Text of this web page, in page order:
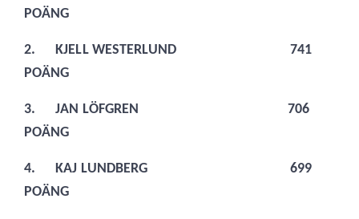
POÄNG
2.
KJELL WESTERLUND 741
POÄNG
3.
JAN LÖFGREN 706
POÄNG
4.
KAJ LUNDBERG 699
POÄNG